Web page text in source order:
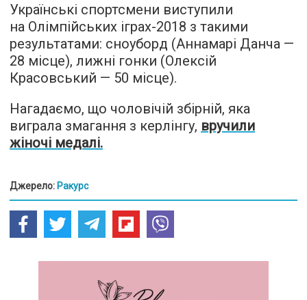
Українські спортсмени виступили
на Олімпійських іграх-2018 з такими
результатами: сноуборд (Аннамарі Данча —
28 місце), лижні гонки (Олексій
Красовський — 50 місце).
Нагадаємо, що чоловічій збірній, яка
виграла змагання з керлінгу, вручили
жіночі медалі.
Джерело: Ракурс